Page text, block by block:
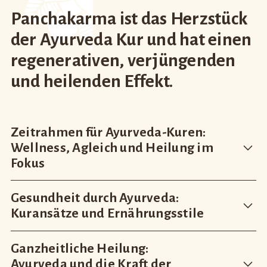
und vieles mehr ...
Panchakarma ist das Herzstück
der Ayurveda Kur und hat einen
regenerativen, verjüngenden
und heilenden Effekt.
Zeitrahmen für Ayurveda-Kuren:
Wellness, Agleich und Heilung im
Fokus
Für eineAyurveda Kur, die eher einen
vorbeugenden oder Wellness-Charakter haben
soll und/oder deren Kurziel es ist, leichte
dann sollte in der Regel ein Zeitrahmen von 2
Gesundheit durch Ayurveda:
Kuransätze und Ernährungsstile
So sind zu den unterschiedlichen Kuransätzen auch
unterschiedliche Ernährungsstile geboten. Genügt es
Ganzheitliche Heilung:
Ayurveda und die Kraft der